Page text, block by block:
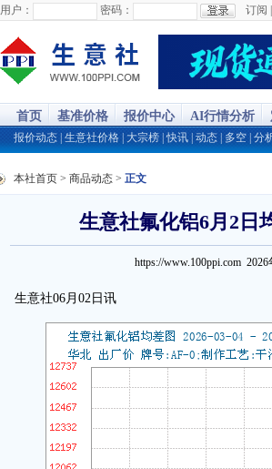
用户： 密码： 订阅
首页 基准价格 报价中心 AI行情分析
报价动态 生意社价格 大宗榜 |快讯 动态 多空 分
本社首页 > 商品动态 > 正文
生意社氟化铝6月2日
https://www.100ppi.com
生意社06月02日讯